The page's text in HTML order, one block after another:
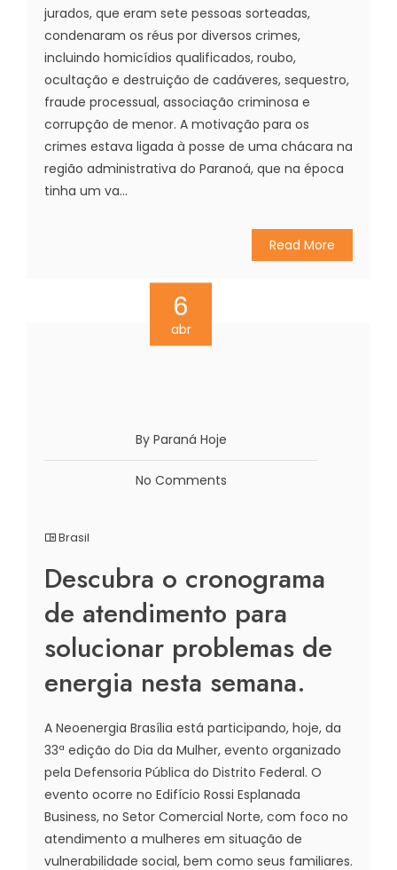
jurados, que eram sete pessoas sorteadas,
condenaram os réus por diversos crimes,
incluindo homicídios qualificados, roubo,
ocultação e destruição de cadáveres, sequestro,
fraude processual, associação criminosa e
corrupção de menor. A motivação para os
crimes estava ligada à posse de uma chácara na
região administrativa do Paranoá, que na época
tinha um va...
Read More
6
abr
By Paraná Hoje
No Comments
Brasil
Descubra o cronograma
de atendimento para
solucionar problemas de
energia nesta semana.
A Neoenergia Brasília está participando, hoje, da
33ª edição do Dia da Mulher, evento organizado
pela Defensoria Pública do Distrito Federal. O
evento ocorre no Edifício Rossi Esplanada
Business, no Setor Comercial Norte, com foco no
atendimento a mulheres em situação de
vulnerabilidade social, bem como seus familiares.